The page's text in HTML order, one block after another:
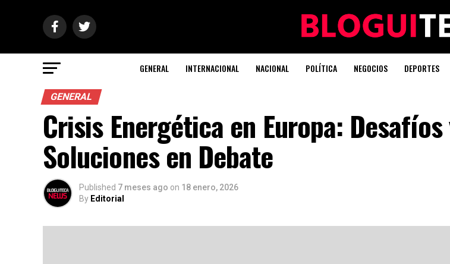
GENERAL INTERNACIONAL NACIONAL POLÍTICA NEGOCIOS DEPORTES
GENERAL
Crisis Energética en Europa:
Soluciones en Debate
Published 7 meses ago on 18 enero, 2026
By Editorial